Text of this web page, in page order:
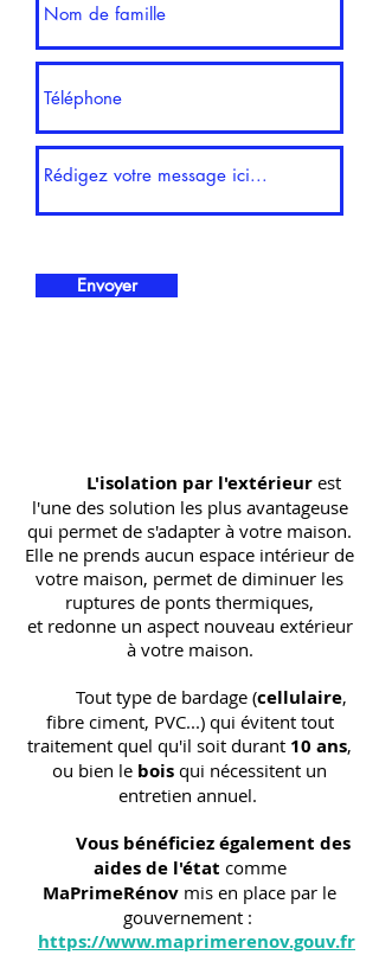
Envoyer
L'isolation par l'extérieurest
l'une des solution les plus avantageuse
qui permet de s'adapter à votre maison.
Elle ne prends aucun espace intérieur de
votre maison, permet de diminuer les
ruptures de ponts thermiques,
et redonne un aspect nouveau extérieur
à votre maison.
Tout type de bardage (cellulaire,
fibre ciment, PVC...) qui évitent tout
traitement quel qu'il soit durant 10 ans,
ou bien le bois qui nécessitent un
entretien annuel.
Vous bénéficiez également des
aides de l'état comme
MaPrimeRénov mis en place par le
gouvernement :
https://www.maprimerenov.gouv.fr